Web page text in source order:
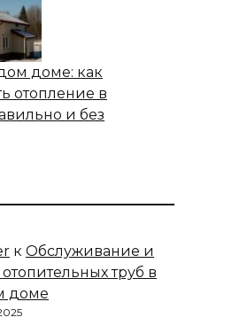
доме: как
отопление в
и без
к Обслуживание и
труб в
доме